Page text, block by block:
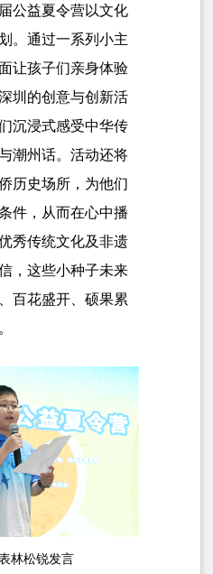
公益夏令营以文化
。通过一系列小主
让孩子们亲身体验
圳的创意与创新活
沉浸式感受中华传
潮州话。活动还将
历史场所，为他们
件，从而在心中播
秀传统文化及非遗
，这些小种子未来
百花盛开、硕果累
林松锐发言